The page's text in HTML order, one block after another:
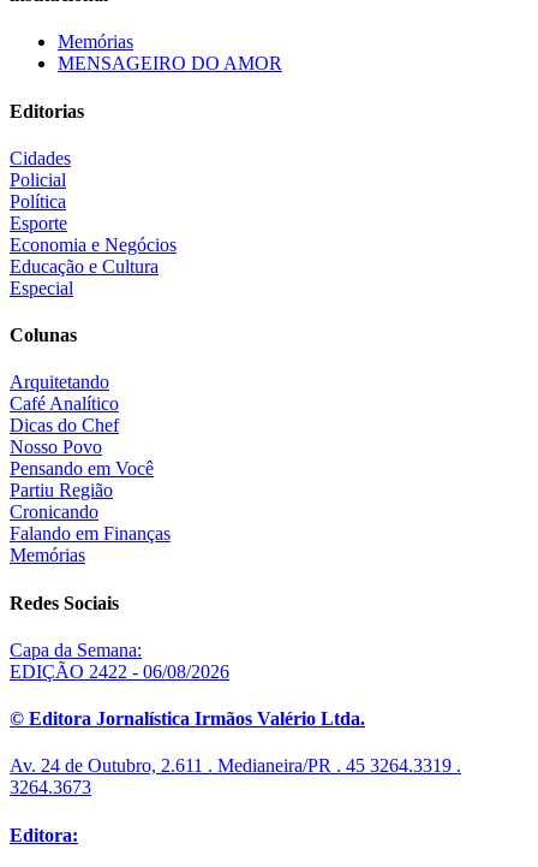
Memórias
MENSAGEIRO DO AMOR
Editorias
Cidades
Policial
Política
Esporte
Economia e Negócios
Educação e Cultura
Especial
Colunas
Arquitetando
Café Analítico
Dicas do Chef
Nosso Povo
Pensando em Você
Partiu Região
Cronicando
Falando em Finanças
Memórias
Redes Sociais
Capa da Semana:
EDIÇÃO 2422 - 06/08/2026
© Editora Jornalística Irmãos Valério Ltda.
Av. 24 de Outubro, 2.611 . Medianeira/PR . 45 3264.3319 .
3264.3673
Editora: